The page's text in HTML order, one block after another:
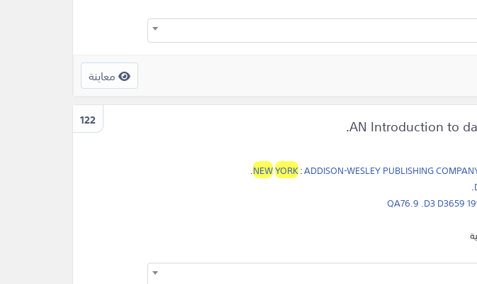
معاينة
122
NEWYORK:ADDISON-WESLEY PUBLISHING
.
.
QA76.9 .D3 D3659